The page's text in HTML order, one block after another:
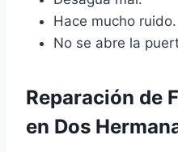
Hace mucho ruido.
No se abre la
Reparación de
en Dos